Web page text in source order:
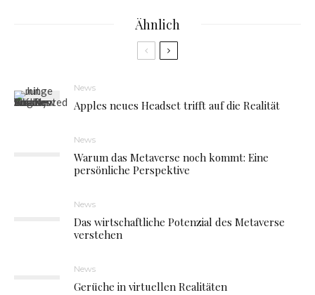
Ähnlich
News
Apples neues Headset trifft auf die Realität
News
Warum das Metaverse noch kommt: Eine
persönliche Perspektive
News
Das wirtschaftliche Potenzial des Metaverse
verstehen
News
Gerüche in virtuellen Realitäten